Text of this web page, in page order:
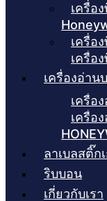
เครื่อ
เครื่อ
เครื่อ
เครื่องอ่าน
เครื่อ
เครื่อ
ลาเบลสติ๊ก
ริบบอน
เกี่ยวกับเรา